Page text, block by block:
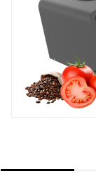
产品品牌：
产品型号：